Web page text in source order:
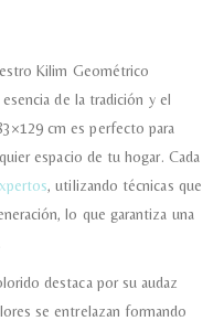
Kilim Geométrico
de la tradición y el
cm es perfecto para
espacio de tu hogar. Cada
, utilizando técnicas que
lo que garantiza una
destaca por su audaz
se entrelazan formando
mi petición.